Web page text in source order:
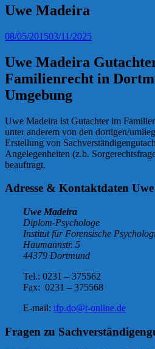
Uwe Madeira
08/05/201503/11/2025
Uwe Madeira
Familienrecht in
Umgebung
Uwe Madeira ist Gutachter im
unter anderem von den dortigen/
Erstellung von
Angelegenheiten (z.b.
beauftragt.
Adresse & Kontaktdaten
Uwe Madeira
Diplom-Psychologe
Institut für Forensische
Haumannstr. 5
44379 Dortmund
Tel.: 0231 – 375562
Fax: 0231 – 375568
E-mail: ifp.do@t-online.de
Fragen zu